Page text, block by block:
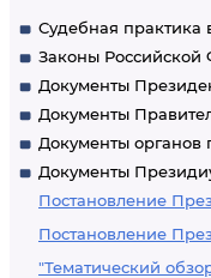
Судебная
Законы Российской
Документы
Документы
Документы органов
Документы
Постановление
Постановление
"Тематический